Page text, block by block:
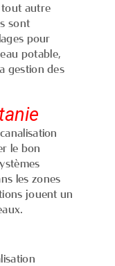
tout autre
sont
pour
potable,
gestion des
le bon
les zones
jouent un